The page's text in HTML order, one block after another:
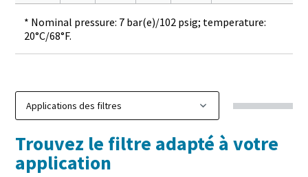
* Nominal pressure: 7 bar(e)/102 psig; temperature:
20°C/68°F.
Trouvez le filtre adapté à votre
application